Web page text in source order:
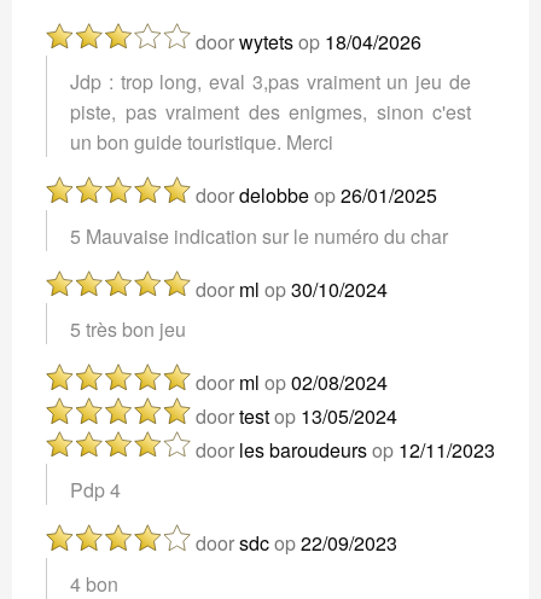
doorwytetsop 18/04/2026
Jdp : trop long, eval 3,pas vraiment un jeu de
piste, pas vraiment des enigmes, sinon c'est
un bon guide touristique. Merci
doordelobbeop26/01/2025
5 Mauvaise indication sur le numéro du char
door ml op30/10/2024
5 très bon jeu
door ml op02/08/2024
doortestop 13/05/2024
door les baroudeursop 12/11/2023
Pdp 4
doorsdcop22/09/2023
4 bon